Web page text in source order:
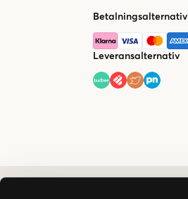
Betalningsalternativ
Leveransalternativ